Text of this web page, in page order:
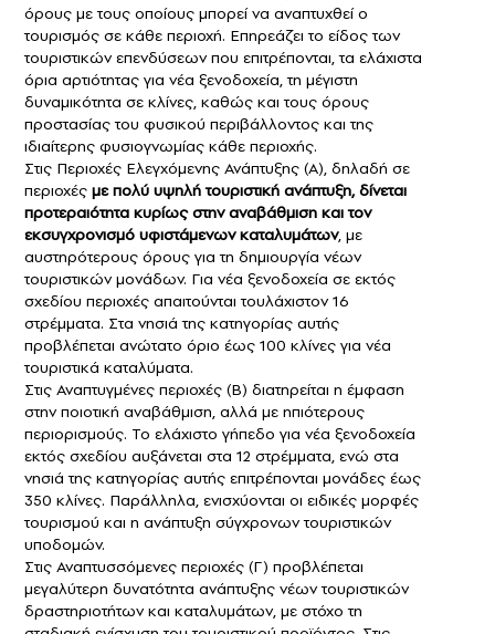
όρους με τους οποίους μπορεί να αναπτυχθεί ο
τουρισμός σε κάθε περιοχή. Επηρεάζει το είδος των
τουριστικών επενδύσεων που επιτρέπονται, τα ελάχιστα
όρια αρτιότητας για νέα ξενοδοχεία, τη μέγιστη
δυναμικότητα σε κλίνες, καθώς και τους όρους
προστασίας του φυσικού περιβάλλοντος και της
ιδιαίτερης φυσιογνωμίας κάθε περιοχής.
Στις Περιοχές Ελεγχόμενης Ανάπτυξης (Α), δηλαδή σε
περιοχές με πολύ υψηλή τουριστική ανάπτυξη, δίνεται
προτεραιότητα κυρίως στην αναβάθμιση και τον
εκσυγχρονισμό υφιστάμενων καταλυμάτων, με
αυστηρότερους όρους για τη δημιουργία νέων
τουριστικών μονάδων. Για νέα ξενοδοχεία σε εκτός
σχεδίου περιοχές απαιτούνται τουλάχιστον 16
στρέμματα. Στα νησιά της κατηγορίας αυτής
προβλέπεται ανώτατο όριο έως 100 κλίνες για νέα
τουριστικά καταλύματα.
Στις Αναπτυγμένες περιοχές (Β) διατηρείται η έμφαση
στην ποιοτική αναβάθμιση, αλλά με ηπιότερους
περιορισμούς. Το ελάχιστο γήπεδο για νέα ξενοδοχεία
εκτός σχεδίου αυξάνεται στα 12 στρέμματα, ενώ στα
νησιά της κατηγορίας αυτής επιτρέπονται μονάδες έως
350 κλίνες. Παράλληλα, ενισχύονται οι ειδικές μορφές
τουρισμού και η ανάπτυξη σύγχρονων τουριστικών
υποδομών.
Στις Αναπτυσσόμενες περιοχές (Γ) προβλέπεται
μεγαλύτερη δυνατότητα ανάπτυξης νέων τουριστικών
δραστηριοτήτων και καταλυμάτων, με στόχο τη